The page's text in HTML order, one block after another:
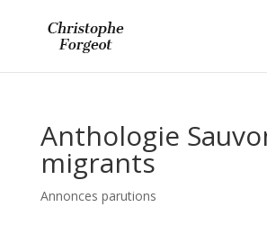
Anthologie
migrants
Annonces parutions